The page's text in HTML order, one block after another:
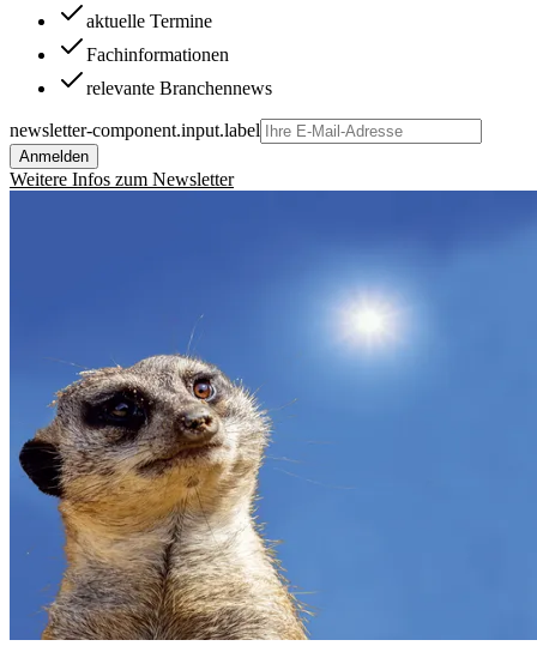
aktuelle Termine
Fachinformationen
relevante Branchennews
newsletter-component.input.label
Anmelden
Weitere Infos zum Newsletter